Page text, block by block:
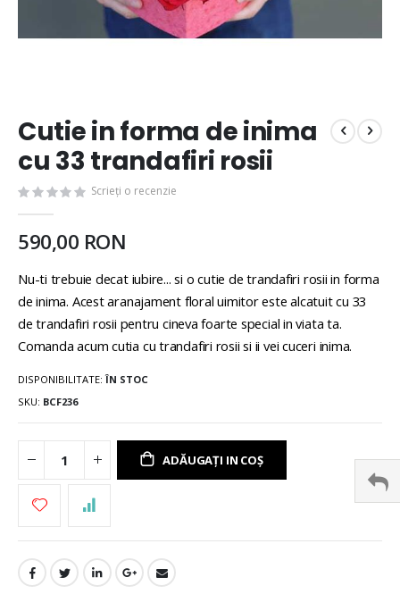
Cutie in forma de inima
cu 33 trandafiri rosii
Scrieți o recenzie
590,00 RON
Nu-ti trebuie decat iubire... si o cutie de trandafiri rosii in forma
de inima. Acest aranajament floral uimitor este alcatuit cu 33
de trandafiri rosii pentru cineva foarte special in viata ta.
Comanda acum cutia cu trandafiri rosii si ii vei cuceri inima.
DISPONIBILITATE: ÎN STOC
SKU BCF236
ADĂUGAȚI IN COȘ